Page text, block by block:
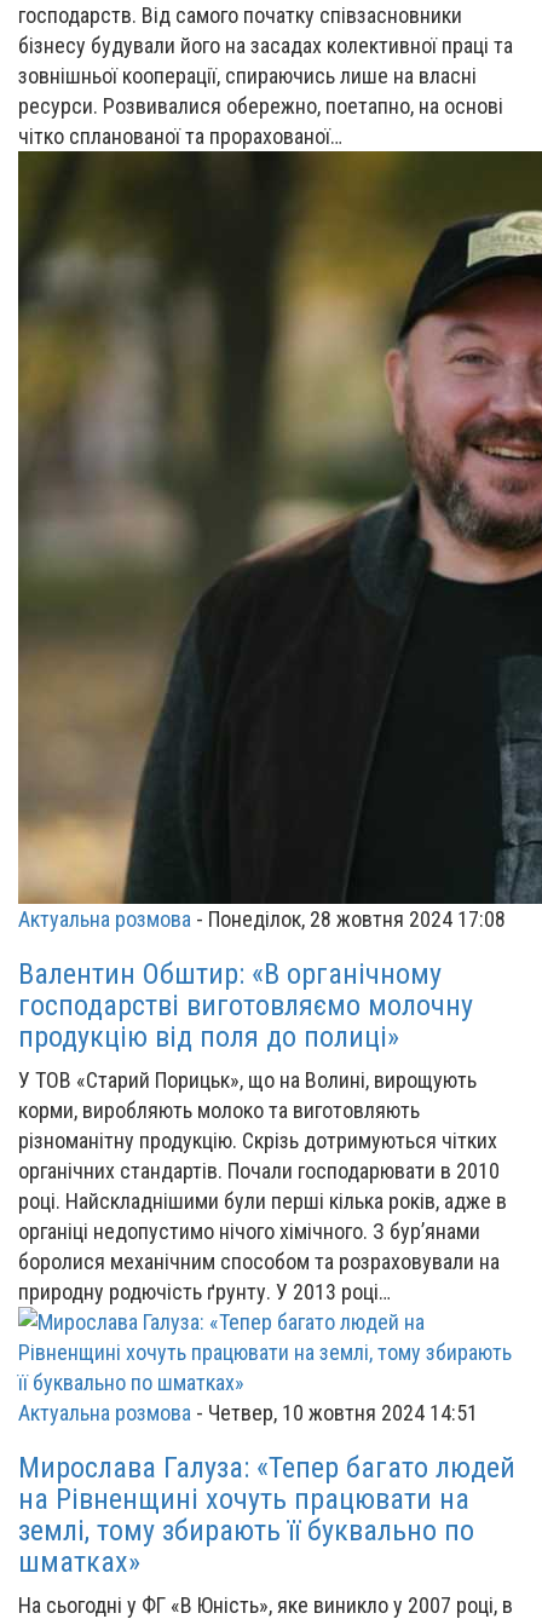
господарств. Від самого початку співзасновники
бізнесу будували його на засадах колективної праці та
зовнішньої кооперації, спираючись лише на власні
ресурси. Розвивалися обережно, поетапно, на основі
чітко спланованої та прорахованої…
Актуальна розмова - Понеділок, 28 жовтня 2024 17:08
Валентин Обштир: «В органічному
господарстві виготовляємо молочну
продукцію від поля до полиці»
У ТОВ «Старий Порицьк», що на Волині, вирощують
корми, виробляють молоко та виготовляють
різноманітну продукцію. Скрізь дотримуються чітких
органічних стандартів. Почали господарювати в 2010
році. Найскладнішими були перші кілька років, адже в
органіці недопустимо нічого хімічного. З бур’янами
боролися механічним способом та розраховували на
природну родючість ґрунту. У 2013 році…
Актуальна розмова - Четвер, 10 жовтня 2024 14:51
Мирослава Галуза: «Тепер багато людей
на Рівненщині хочуть працювати на
землі, тому збирають її буквально по
шматках»
На сьогодні у ФГ «В Юність», яке виникло у 2007 році, в